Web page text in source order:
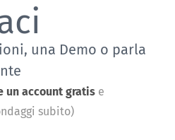
una Demo o parla
un account gratis e
subito)